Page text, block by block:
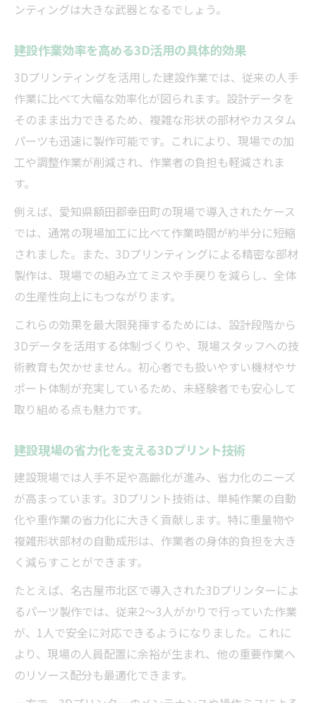
ンティングは大きな武器となるでしょう。
建設作業効率を高める3D活用の具体的効果
3Dプリンティングを活用した建設作業では、従来の人手
作業に比べて大幅な効率化が図られます。設計データを
そのまま出力できるため、複雑な形状の部材やカスタム
パーツも迅速に製作可能です。これにより、現場での加
工や調整作業が削減され、作業者の負担も軽減されま
す。
例えば、愛知県額田郡幸田町の現場で導入されたケース
では、通常の現場加工に比べて作業時間が約半分に短縮
されました。また、3Dプリンティングによる精密な部材
製作は、現場での組み立てミスや手戻りを減らし、全体
の生産性向上にもつながります。
これらの効果を最大限発揮するためには、設計段階から
3Dデータを活用する体制づくりや、現場スタッフへの技
術教育も欠かせません。初心者でも扱いやすい機材やサ
ポート体制が充実しているため、未経験者でも安心して
取り組める点も魅力です。
建設現場の省力化を支える3Dプリント技術
建設現場では人手不足や高齢化が進み、省力化のニーズ
が高まっています。3Dプリント技術は、単純作業の自動
化や重作業の省力化に大きく貢献します。特に重量物や
複雑形状部材の自動成形は、作業者の身体的負担を大き
く減らすことができます。
たとえば、名古屋市北区で導入された3Dプリンターによ
るパーツ製作では、従来2～3人がかりで行っていた作業
が、1人で安全に対応できるようになりました。これに
より、現場の人員配置に余裕が生まれ、他の重要作業へ
のリソース配分も最適化できます。